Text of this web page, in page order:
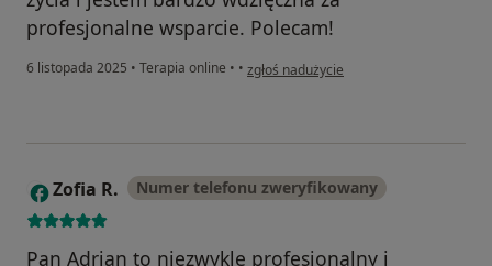
profesjonalne wsparcie. Polecam!
6 listopada 2025 • Terapia online • • w opinii użytkownika Ania
zgłoś nadużycie
Z Zofia R. Numer telefonu zweryfikowany
Pan Adrian to niezwykle profesjonalny i